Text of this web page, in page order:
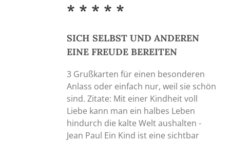
* * * * *
SICH SELBST UND ANDEREN
EINE FREUDE BEREITEN
3 Grußkarten für einen besonderen
Anlass oder einfach nur, weil sie schön
sind. Zitate: Mit einer Kindheit voll
Liebe kann man ein halbes Leben
hindurch die kalte Welt aushalten -
Jean Paul Ein Kind ist eine sichtbar